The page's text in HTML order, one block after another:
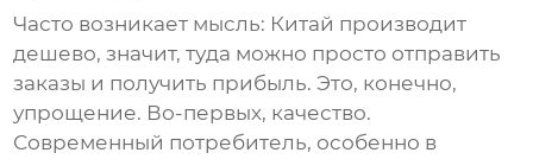
Часто возникает мысль: Китай производит
дешево, значит, туда можно просто отправить
заказы и получить прибыль. Это, конечно,
упрощение. Во-первых, качество.
Современный потребитель, особенно в